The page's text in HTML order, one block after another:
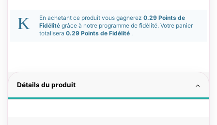
En achetant ce produit vous gagnerez 0.29 Points de
Fidélité grâce à notre programme de fidélité. Votre panier
totalisera 0.29 Points de Fidélité .
Détails du produit